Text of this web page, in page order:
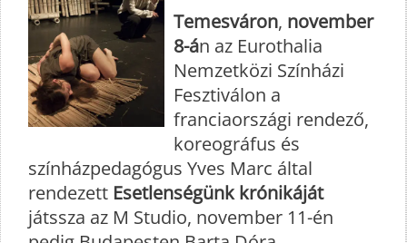
Temesváron, november
8-án az Eurothalia
Nemzetközi Színházi
Fesztiválon a
franciaországi rendező,
koreográfus és
színházpedagógus Yves Marc által
rendezett Esetlenségünk krónikáját
játssza az M Studio, november 11-én